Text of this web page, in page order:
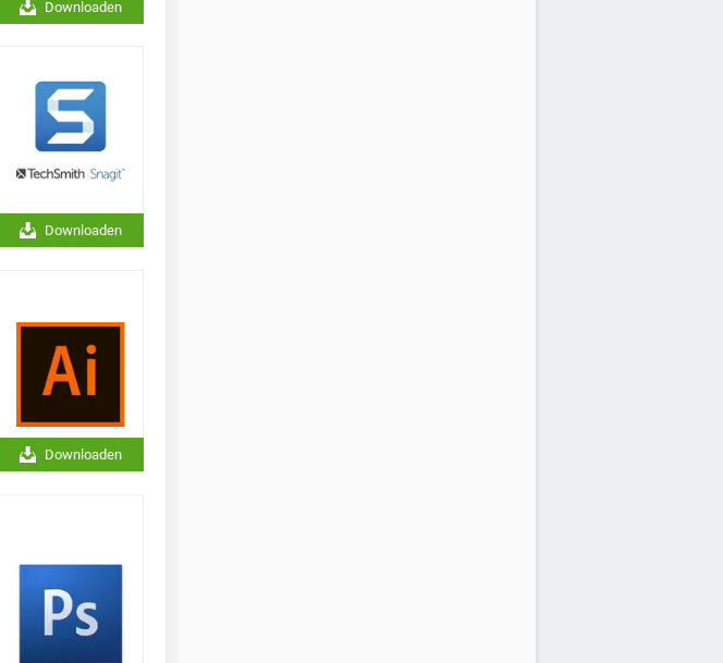
Downloaden
Downloaden
Downloaden